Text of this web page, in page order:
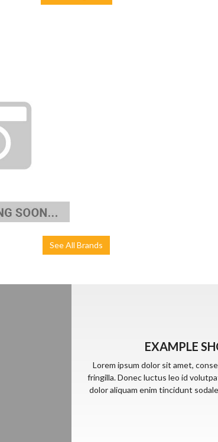
See All Brands
EXAMPLE
Lorem ipsum dolor sit amet,
fringilla. Donec luctus leo id
dolor aliquam enim tincidunt